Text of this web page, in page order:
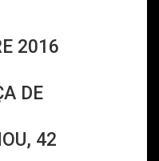
2016
DE
42